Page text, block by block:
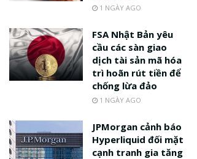
1 NGÀY AGO
FSA Nhật Bản yêu
cầu các sàn giao
dịch tài sản mã hóa
trì hoãn rút tiền để
chống lừa đảo
1 NGÀY AGO
JPMorgan cảnh báo
Hyperliquid đối mặt
cạnh tranh gia tăng